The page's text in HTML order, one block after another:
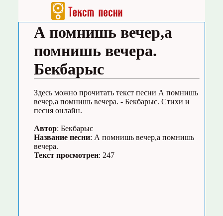
А помнишь вечер,а
помнишь вечера.
Бекбарыс
Здесь можно прочитать текст песни А помнишь
вечер,а помнишь вечера. - Бекбарыс. Стихи и
песня онлайн.
Автор: Бекбарыс
Название песни: А помнишь вечер,а помнишь
вечера.
Текст просмотрен: 247